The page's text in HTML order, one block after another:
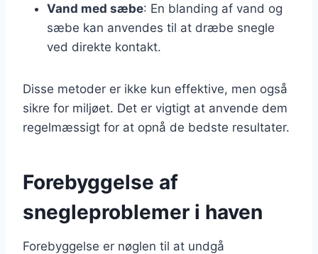
Vand med sæbe: En blanding af vand og
sæbe kan anvendes til at dræbe snegle
ved direkte kontakt.
Disse metoder er ikke kun effektive, men også
sikre for miljøet. Det er vigtigt at anvende dem
regelmæssigt for at opnå de bedste resultater.
Forebyggelse af
snegleproblemer i haven
Forebyggelse er nøglen til at undgå